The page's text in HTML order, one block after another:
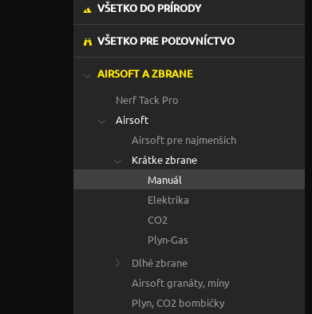
VŠETKO DO PRÍRODY
VŠETKO PRE POĽOVNÍCTVO
AIRSOFT A ZBRANE
Nerf Tack Pro
Airsoft
Airsoft pre najmenších
Krátke zbrane
Manuál
Elektrika
CO2
Plyn-Gas
Dlhé zbrane
Airsoft granáty, míny
Plyn, CO2 bombičky